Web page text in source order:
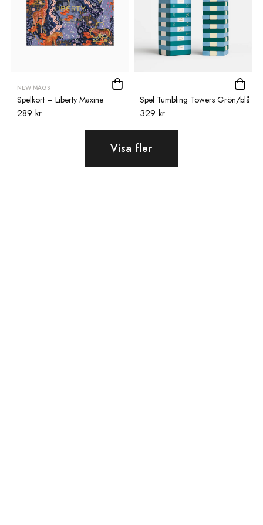
NEW MAGS
Spelkort – Liberty Maxine
289 kr
Spel Tumbling Towers Grön/blå
329 kr
Visa fler